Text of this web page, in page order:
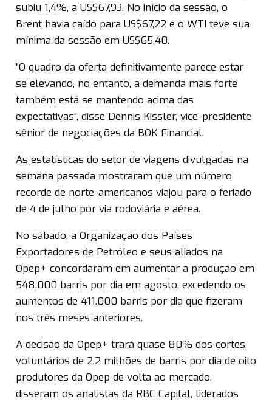
subiu 1,4%, a US$67,93. No início da sessão, o
Brent havia caído para US$67,22 e o WTI teve sua
mínima da sessão em US$65,40.
“O quadro da oferta definitivamente parece estar
se elevando, no entanto, a demanda mais forte
também está se mantendo acima das
expectativas”, disse Dennis Kissler, vice-presidente
sênior de negociações da BOK Financial.
As estatísticas do setor de viagens divulgadas na
semana passada mostraram que um número
recorde de norte-americanos viajou para o feriado
de 4 de julho por via rodoviária e aérea.
No sábado, a Organização dos Países
Exportadores de Petróleo e seus aliados na
Opep+ concordaram em aumentar a produção em
548.000 barris por dia em agosto, excedendo os
aumentos de 411.000 barris por dia que fizeram
nos três meses anteriores.
A decisão da Opep+ trará quase 80% dos cortes
voluntários de 2,2 milhões de barris por dia de oito
produtores da Opep de volta ao mercado,
disseram os analistas da RBC Capital, liderados